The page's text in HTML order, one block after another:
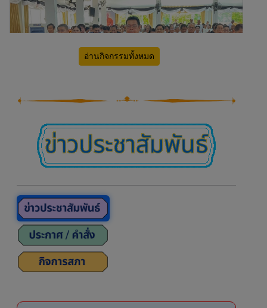
พิธีบำเพ็ญกุศล สตมวาร (100 วัน) พระครูศรีวิริยาภ
อาวาสวัดบุล...
23 มิ.ย. 69 (89 Views)
รายละเอียด
อ่านกิจกรรมทั้งหมด